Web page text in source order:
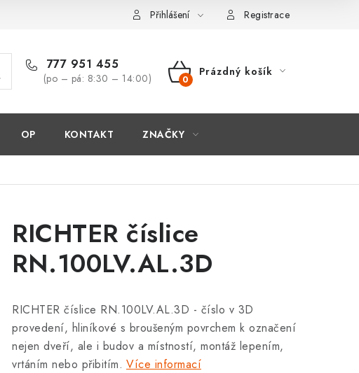
Přihlášení Registrace
777 951 455
(po – pá: 8:30 – 14:00)
NÁKUPNÍ
Prázdný košík
OP KONTAKT ZNAČKY
RICHTER číslice
RN.100LV.AL.3D
RICHTER číslice RN.100LV.AL.3D - číslo v 3D
provedení, hliníkové s broušeným povrchem k označení
nejen dveří, ale i budov a místností, montáž lepením,
vrtáním nebo přibitím. Více informací